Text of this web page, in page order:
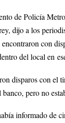
de Policía
dijo a los
con
del local en
disparos con el
pero no
informado de